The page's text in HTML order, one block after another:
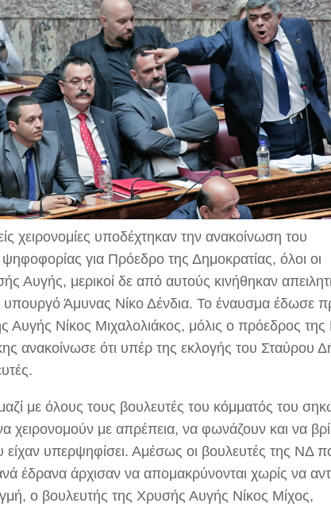
χειρονομίες υποδέχτηκαν την ανακοίνωση του
για Πρόεδρο της Δημοκρατίας, όλοι οι
Αυγής, μερικοί δε από αυτούς κινήθηκαν
υπουργό Άμυνας Νίκο Δένδια. Το έναυσμα έδωσε
Αυγής Νίκος Μιχαλολιάκος, μόλις ο πρόεδρος
ανακοίνωσε ότι υπέρ της εκλογής του Σταύρου
με όλους τους βουλευτές του κόμματός του
χειρονομούν με απρέπεια, να φωνάζουν και να
είχαν υπερψηφίσει. Αμέσως οι βουλευτές της ΝΔ
έδρανα άρχισαν να απομακρύνονται χωρίς να
ο βουλευτής της Χρυσής Αυγής Νίκος Μίχος,